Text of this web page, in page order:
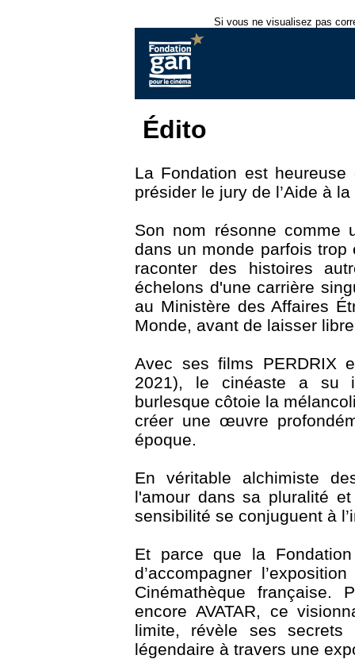
Si vous ne visualisez pas
Édito
La Fondation est
présider le jury de l’Aide à
Son nom résonne
dans un monde parfois
raconter des histoires
échelons d'une carrière
au Ministère des Affaires
Monde, avant de laisser
Avec ses films PERDRIX
2021), le cinéaste a su
burlesque côtoie la
créer une œuvre
époque.
En véritable alchimiste
l'amour dans sa pluralité
sensibilité se conjuguent à
Et parce que la
d’accompagner
Cinémathèque française.
encore AVATAR, ce
limite, révèle ses secrets
légendaire à travers une